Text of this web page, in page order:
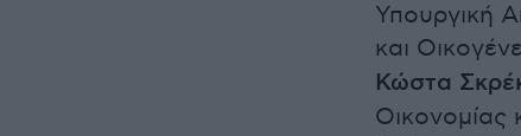
Υπουργική
και
Κώστα
Οικονομίας